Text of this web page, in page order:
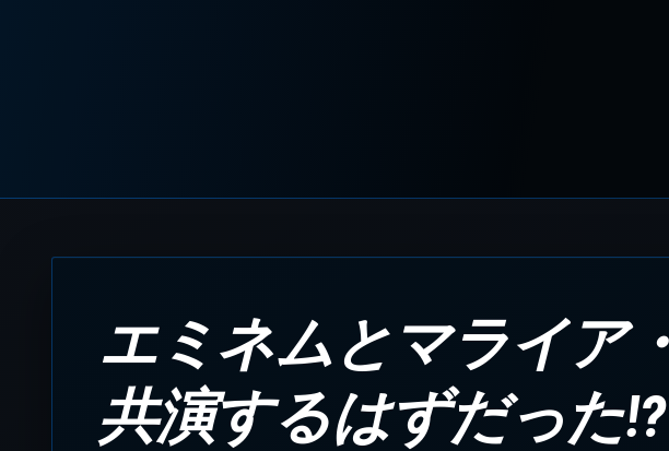
エミネムとマライア
共演するはずだった!?